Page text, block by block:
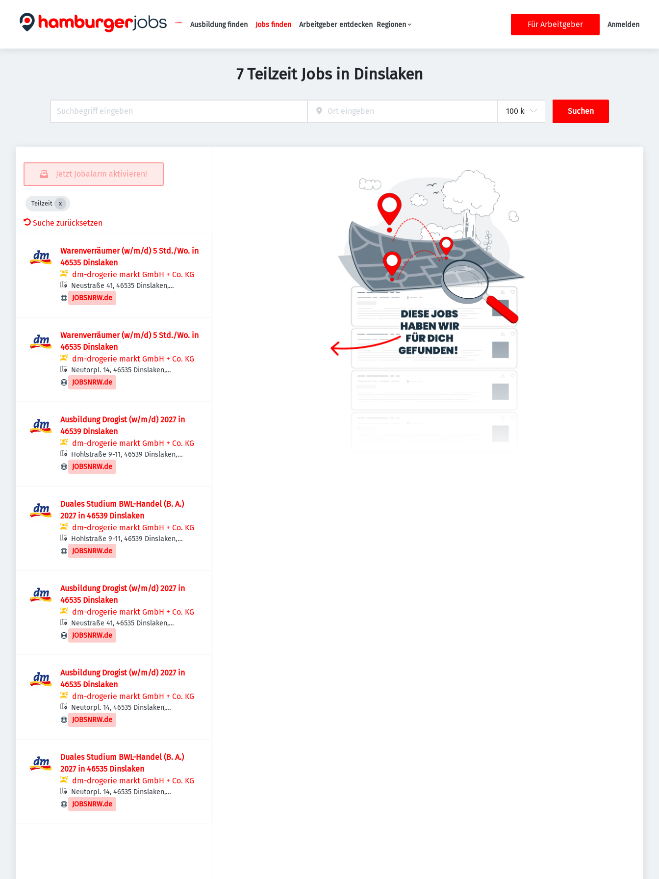
Haupt-Navigation
Ausbildung finden Jobs finden Arbeitgeber entdecken Regionen Für Arbeitgeber Anmelden
7 Teilzeit Jobs in Dinslaken
Suchen
Jetzt Jobalarm aktivieren!
Teilzeit
Suche zurücksetzen
Warenverräumer (w/m/d) 5 Std./Wo. in
46535 Dinslaken
dm-drogerie markt GmbH + Co. KG
Neustraße 41, 46535 Dinslaken,
Deutschland
JOBSNRW.de
Warenverräumer (w/m/d) 5 Std./Wo. in
46535 Dinslaken
dm-drogerie markt GmbH + Co. KG
Neutorpl. 14, 46535 Dinslaken,
Deutschland
JOBSNRW.de
Ausbildung Drogist (w/m/d) 2027 in
46539 Dinslaken
dm-drogerie markt GmbH + Co. KG
Hohlstraße 9-11, 46539 Dinslaken,
Deutschland
JOBSNRW.de
Duales Studium BWL-Handel (B. A.)
2027 in 46539 Dinslaken
dm-drogerie markt GmbH + Co. KG
Hohlstraße 9-11, 46539 Dinslaken,
Deutschland
JOBSNRW.de
Ausbildung Drogist (w/m/d) 2027 in
46535 Dinslaken
dm-drogerie markt GmbH + Co. KG
Neustraße 41, 46535 Dinslaken,
Deutschland
JOBSNRW.de
Ausbildung Drogist (w/m/d) 2027 in
46535 Dinslaken
dm-drogerie markt GmbH + Co. KG
Neutorpl. 14, 46535 Dinslaken,
Deutschland
JOBSNRW.de
Duales Studium BWL-Handel (B. A.)
2027 in 46535 Dinslaken
dm-drogerie markt GmbH + Co. KG
Neutorpl. 14, 46535 Dinslaken,
Deutschland
JOBSNRW.de